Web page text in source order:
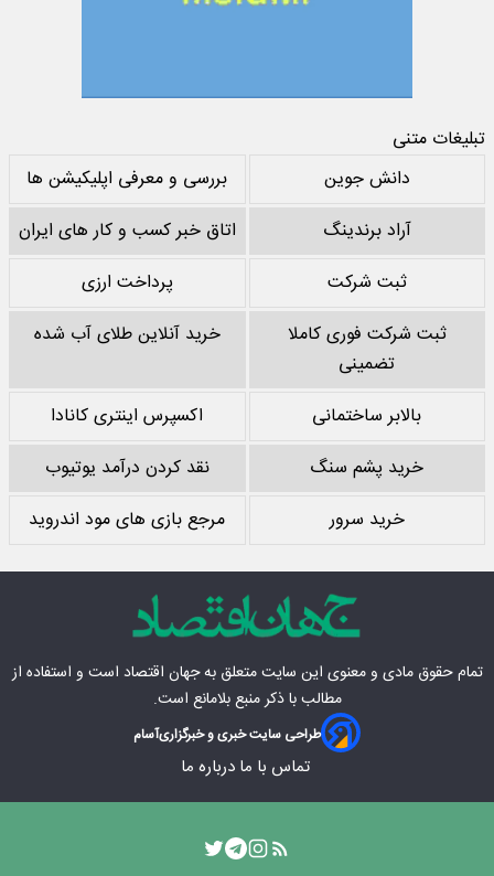
تبلیغات متنی
دانش جوین
بررسی و معرفی اپلیکیشن ها
آراد برندینگ
اتاق خبر کسب و کار های ایران
ثبت شرکت
پرداخت ارزی
ثبت شرکت فوری کاملا
تضمینی
خرید آنلاین طلای آب شده
بالابر ساختمانی
اکسپرس اینتری کانادا
خرید پشم سنگ
نقد کردن درآمد یوتیوب
خرید سرور
مرجع بازی های مود اندروید
تمام حقوق مادی‌ و معنوی این سایت متعلق بهجهان اقتصاد است و استفاده از
مطالب با ذکر منبع بلامانع است.
طراحی سایت خبری و خبرگزاریآسام
تماس با ما درباره ما